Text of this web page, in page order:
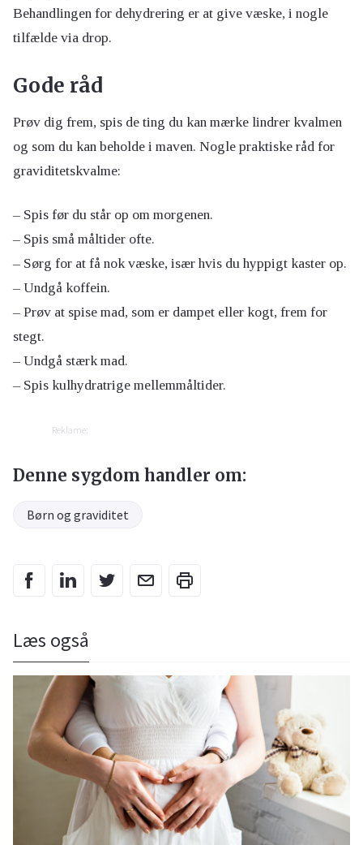
Behandlingen for dehydrering er at give væske, i nogle
tilfælde via drop.
Gode råd
Prøv dig frem, spis de ting du kan mærke lindrer kvalmen
og som du kan beholde i maven. Nogle praktiske råd for
graviditetskvalme:
– Spis før du står op om morgenen.
– Spis små måltider ofte.
– Sørg for at få nok væske, især hvis du hyppigt kaster op.
– Undgå koffein.
– Prøv at spise mad, som er dampet eller kogt, frem for
stegt.
– Undgå stærk mad.
– Spis kulhydratrige mellemmåltider.
Reklame:
Denne sygdom handler om:
Børn og graviditet
Læs også